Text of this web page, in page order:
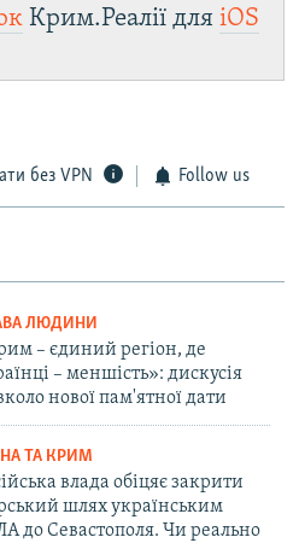
Крим.Реалії для iOS
без VPN Follow us
ЛЮДИНИ
– єдиний регіон, де
– меншість»: дискусія
нової пам'ятної дати
ТА КРИМ
влада обіцяє закрити
шлях українським
до Севастополя. Чи реально